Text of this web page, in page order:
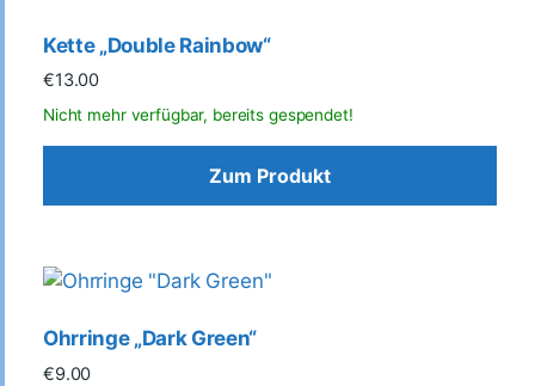
Kette „Double Rainbow“
€13.00
Zum Produkt
Ohrringe „Dark Green“
€9.00